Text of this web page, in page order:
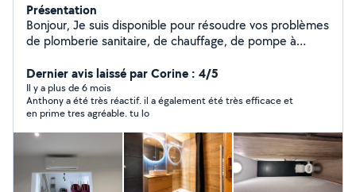
Présentation
Bonjour, Je suis disponible pour résoudre vos problèmes
de plomberie sanitaire, de chauffage, de pompe à
installation neuve ou en rénovation. Plombier depuis 10
ans, qualifié et diplômé. Cordialement, IDPAC
Dernier avis laissé par Corine : 4/5
Il y a plus de 6 mois
Anthony a été très réactif. il a également été très efficace et
en prime tres agréable. tu lo